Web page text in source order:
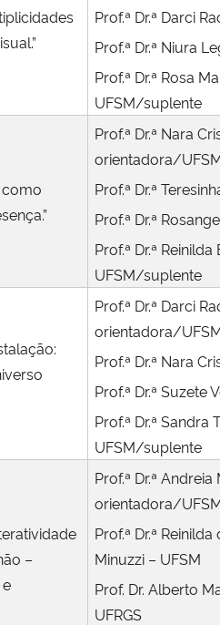
Prof.ª Dr.ª Darci
Prof.ª Dr.ª Niura
Prof.ª Dr.ª Rosa
UFSM/suplente
como
Prof.ª Dr.ª Nara
orientadora/
Prof.ª Dr.ª
Prof.ª Dr.ª
Prof.ª Dr.ª
UFSM/suplente
Prof.ª Dr.ª Darci
orientadora/
Prof.ª Dr.ª Nara
Prof.ª Dr.ª Suzete
Prof.ª Dr.ª Sandra
UFSM/suplente
–
Prof.ª Dr.ª
orientadora/
Prof.ª Dr.ª
Minuzzi – UFSM
Prof. Dr. Alberto
UFRGS